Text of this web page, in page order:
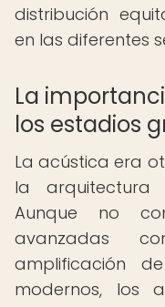
distribución
en las diferentes
La
los estadios
La acústica era
la arquitectura
Aunque no
avanzadas
amplificación
modernos, los